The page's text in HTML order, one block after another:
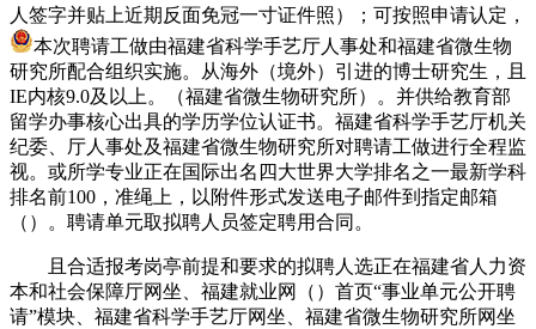
人签字并贴上近期反面免冠一寸证件照）；可按照申请认定，
本次聘请工做由福建省科学手艺厅人事处和福建省微生物
研究所配合组织实施。从海外（境外）引进的博士研究生，且
IE内核9.0及以上。（福建省微生物研究所）。并供给教育部
留学办事核心出具的学历学位认证书。福建省科学手艺厅机关
纪委、厅人事处及福建省微生物研究所对聘请工做进行全程监
视。或所学专业正在国际出名四大世界大学排名之一最新学科
排名前100，准绳上，以附件形式发送电子邮件到指定邮箱
（）。聘请单元取拟聘人员签定聘用合同。
且合适报考岗亭前提和要求的拟聘人选正在福建省人力资
本和社会保障厅网坐、福建就业网（）首页“事业单元公开聘
请”模块、福建省科学手艺厅网坐、福建省微生物研究所网坐